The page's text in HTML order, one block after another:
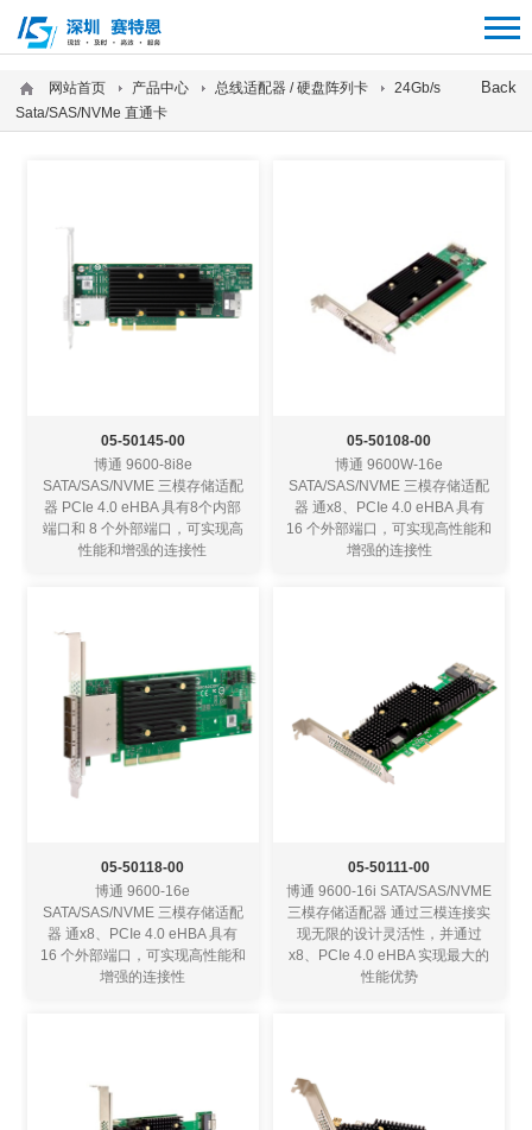
Back
网站首页 产品中心 总线适配器 / 硬盘阵列卡
24Gb/s
Sata/SAS/NVMe 直通卡
05-50145-00
博通 9600-8i8e
SATA/SAS/NVME 三模存储适配
器 PCIe 4.0 eHBA 具有8个内部
端口和 8 个外部端口，可实现高
性能和增强的连接性
05-50108-00
博通 9600W-16e
SATA/SAS/NVME 三模存储适配
器 通x8、PCIe 4.0 eHBA 具有
16 个外部端口，可实现高性能和
增强的连接性
05-50118-00
博通 9600-16e
SATA/SAS/NVME 三模存储适配
器 通x8、PCIe 4.0 eHBA 具有
16 个外部端口，可实现高性能和
增强的连接性
05-50111-00
博通 9600-16i SATA/SAS/NVME
三模存储适配器 通过三模连接实
现无限的设计灵活性，并通过
x8、PCIe 4.0 eHBA 实现最大的
性能优势